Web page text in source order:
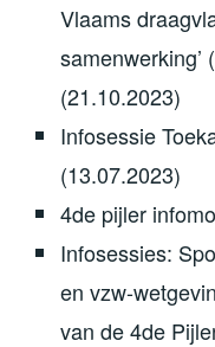
Vlaams
samenwerking’
(21.10.2023)
Infosessie
(13.07.2023)
4de pijler
Infosessies:
en vzw-
van de 4de